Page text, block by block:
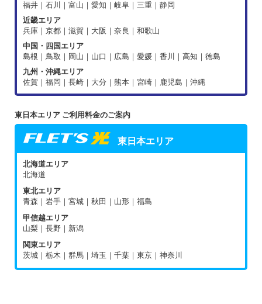
福井｜石川｜富山｜愛知｜岐阜｜三重｜静岡
近畿エリア
兵庫｜京都｜滋賀｜大阪｜奈良｜和歌山
中国・四国エリア
島根｜鳥取｜岡山｜山口｜広島｜愛媛｜香川｜高知｜徳島
九州・沖縄エリア
佐賀｜福岡｜長崎｜大分｜熊本｜宮崎｜鹿児島｜沖縄
東日本エリア ご利用料金のご案内
東日本エリア
北海道エリア
北海道
東北エリア
青森｜岩手｜宮城｜秋田｜山形｜福島
甲信越エリア
山梨｜長野｜新潟
関東エリア
茨城｜栃木｜群馬｜埼玉｜千葉｜東京｜神奈川